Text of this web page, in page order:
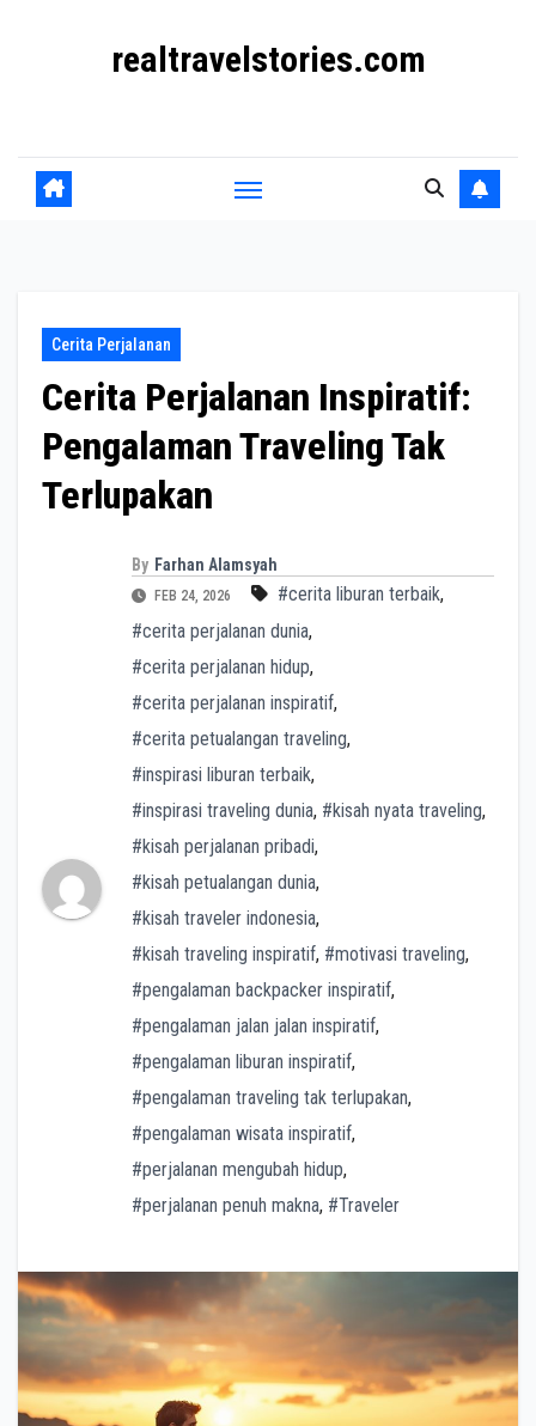
realtravelstories.com
Cerita Perjalanan
Cerita Perjalanan Inspiratif:
Pengalaman Traveling Tak
Terlupakan
By Farhan Alamsyah
FEB 24, 2026 #cerita liburan terbaik,
#cerita perjalanan dunia,
#cerita perjalanan hidup,
#cerita perjalanan inspiratif,
#cerita petualangan traveling,
#inspirasi liburan terbaik,
#inspirasi traveling dunia, #kisah nyata traveling,
#kisah perjalanan pribadi,
#kisah petualangan dunia,
#kisah traveler indonesia,
#kisah traveling inspiratif, #motivasi traveling,
#pengalaman backpacker inspiratif,
#pengalaman jalan jalan inspiratif,
#pengalaman liburan inspiratif,
#pengalaman traveling tak terlupakan,
#pengalaman wisata inspiratif,
#perjalanan mengubah hidup,
#perjalanan penuh makna, #Traveler